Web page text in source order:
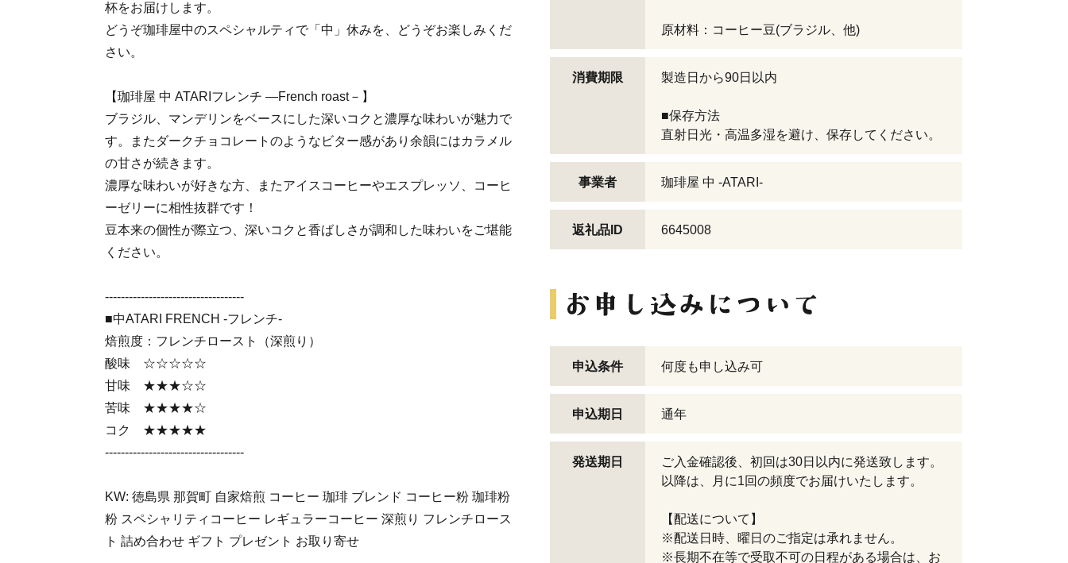
杯をお届けします。
どうぞ珈琲屋中のスペシャルティで「中」休みを、どうぞお楽しみくだ
さい。
【珈琲屋 中 ATARIフレンチ ―French roast－】
ブラジル、マンデリンをベースにした深いコクと濃厚な味わいが魅力で
す。またダークチョコレートのようなビター感があり余韻にはカラメル
の甘さが続きます。
濃厚な味わいが好きな方、またアイスコーヒーやエスプレッソ、コーヒ
ーゼリーに相性抜群です！
豆本来の個性が際立つ、深いコクと香ばしさが調和した味わいをご堪能
ください。
-----------------------------------
■中ATARI FRENCH -フレンチ-
焙煎度：フレンチロースト（深煎り）
酸味 ☆☆☆☆☆
甘味 ★★★☆☆
苦味 ★★★★☆
コク ★★★★★
-----------------------------------
KW: 徳島県 那賀町 自家焙煎 コーヒー 珈琲 ブレンド コーヒー粉 珈琲粉
粉 スペシャリティコーヒー レギュラーコーヒー 深煎り フレンチロース
ト 詰め合わせ ギフト プレゼント お取り寄せ
原材料：コーヒー豆(ブラジル、他)
消費期限 製造日から90日以内
■保存方法
直射日光・高温多湿を避け、保存してください。
事業者 珈琲屋 中 -ATARI-
返礼品ID 6645008
申込条件 何度も申し込み可
申込期日 通年
発送期日
ご入金確認後、初回は30日以内に発送致します。
以降は、月に1回の頻度でお届けいたします。
【配送について】
※配送日時、曜日のご指定は承れません。
※長期不在等で受取不可の日程がある場合は、お